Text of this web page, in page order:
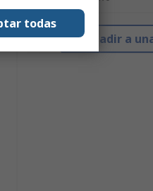
Añadir a
todas